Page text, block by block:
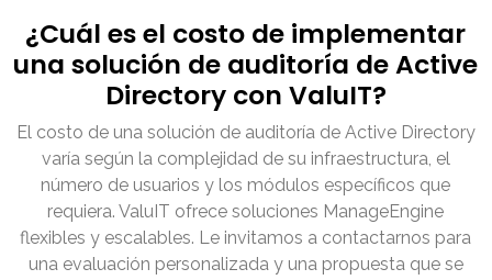
¿Cuál es el costo de implementar
una solución de auditoría de Active
Directory con ValuIT?
El costo de una solución de auditoría de Active Directory
varía según la complejidad de su infraestructura, el
número de usuarios y los módulos específicos que
requiera. ValuIT ofrece soluciones ManageEngine
flexibles y escalables. Le invitamos a contactarnos para
una evaluación personalizada y una propuesta que se